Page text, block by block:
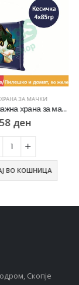
ЗА МАЧКИ
Felix Agail Влажна храна за мачки со Говедско и морков/Пилешко и домат во желе [Кесичка 4×85гр]
ден
ВО КОШНИЦА
Скопје